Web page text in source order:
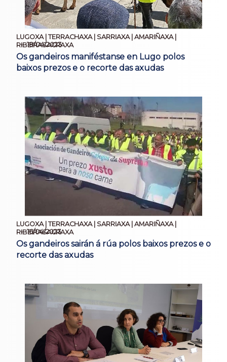
LUGOXA | TERRACHAXA | SARRIAXA | AMARIÑAXA |
RIBEIRASACRAXA
18/04/2023
Os gandeiros maniféstanse en Lugo polos
baixos prezos e o recorte das axudas
LUGOXA | TERRACHAXA | SARRIAXA | AMARIÑAXA |
RIBEIRASACRAXA
16/04/2023
Os gandeiros sairán á rúa polos baixos prezos e o
recorte das axudas